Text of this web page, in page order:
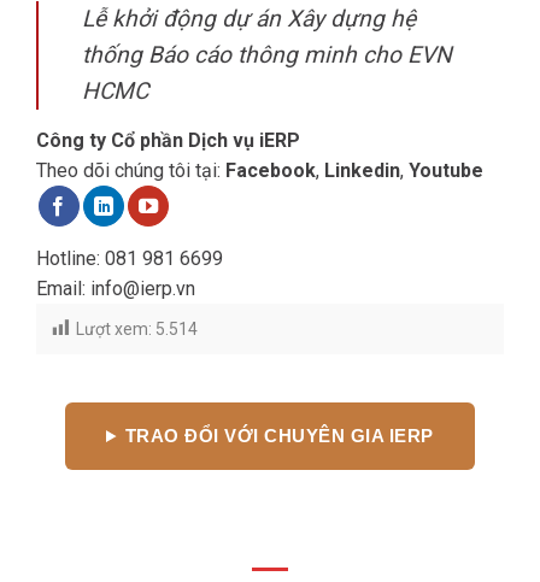
Lễ khởi động dự án Xây dựng hệ
thống Báo cáo thông minh cho EVN
HCMC
Công ty Cổ phần Dịch vụ iERP
Theo dõi chúng tôi tại: Facebook, Linkedin, Youtube
Hotline: 081 981 6699
Email: info@ierp.vn
Lượt xem: 5.514
TRAO ĐỔI VỚI CHUYÊN GIA IERP